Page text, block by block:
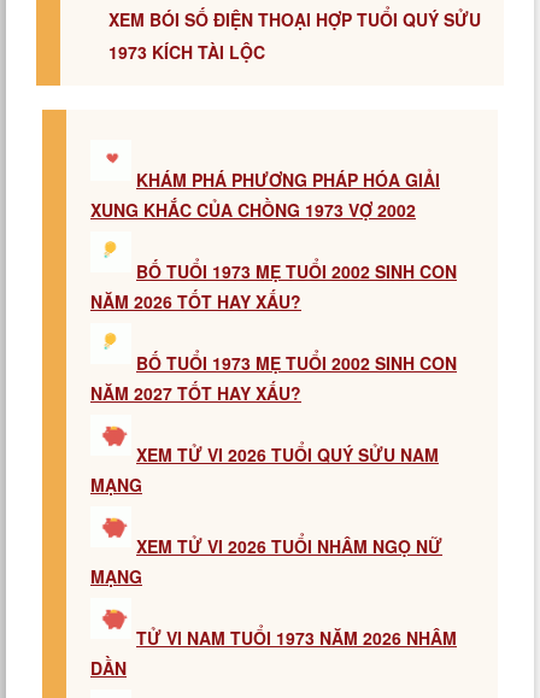
XEM BÓI SỐ ĐIỆN THOẠI HỢP TUỔI QUÝ SỬU
1973 KÍCH TÀI LỘC
KHÁM PHÁ PHƯƠNG PHÁP HÓA GIẢI
XUNG KHẮC CỦA CHỒNG 1973 VỢ 2002
BỐ TUỔI 1973 MẸ TUỔI 2002 SINH CON
NĂM 2026 TỐT HAY XẤU?
BỐ TUỔI 1973 MẸ TUỔI 2002 SINH CON
NĂM 2027 TỐT HAY XẤU?
XEM TỬ VI 2026 TUỔI QUÝ SỬU NAM
MẠNG
XEM TỬ VI 2026 TUỔI NHÂM NGỌ NỮ
MẠNG
TỬ VI NAM TUỔI 1973 NĂM 2026 NHÂM
DẦN